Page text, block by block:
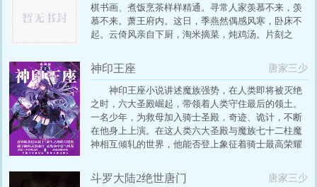
棋书画、煮饭烹茶样样精通。寻常人家羡慕不来，羡
慕不来。萧王府内。这日，季燕然偶感风寒，卧床不
起。云倚风亲自下厨，淘米摘菜，炖鸡汤。片刻之
你在厨房炼蛊，云儿可是又要杀谁？”
神印王座 唐家三少
神印王座小说讲述魔族强势，在人类即将被灭绝
之时，六大圣殿崛起，带领着人类守住最后的领土。
一名少年，为救母加入骑士圣殿，奇迹、诡计，不断
在他身上上演。在这人类六大圣殿与魔族七十二柱魔
神相互倾轧的世界，他能否登上象征着骑士最高荣耀
斗罗大陆2绝世唐门 唐家三少